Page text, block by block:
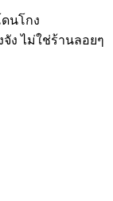
นโกง
ง ไม่ใช่ร้านลอยๆ